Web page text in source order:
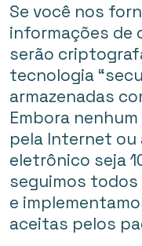
Se você nos
informações de
serão
tecnologia
armazenadas
Embora
pela Internet ou
eletrônico seja
seguimos todos
e
aceitas pelos